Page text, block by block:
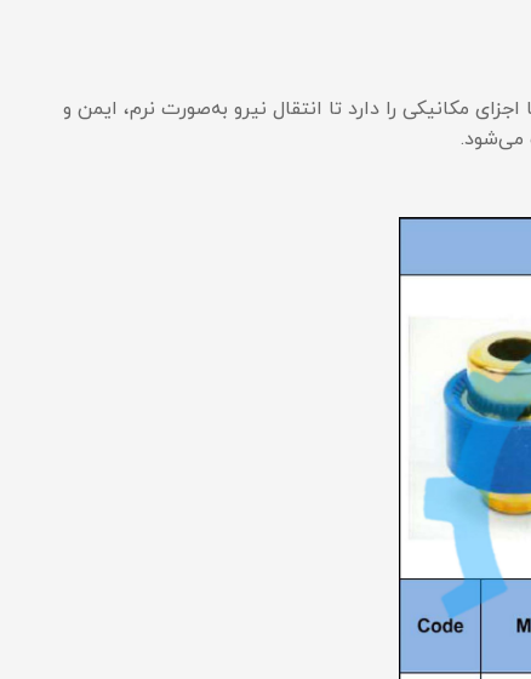
مکانیکی را دارد تا انتقال نیرو به‌صورت نرم، ایمن و
می‌شود.